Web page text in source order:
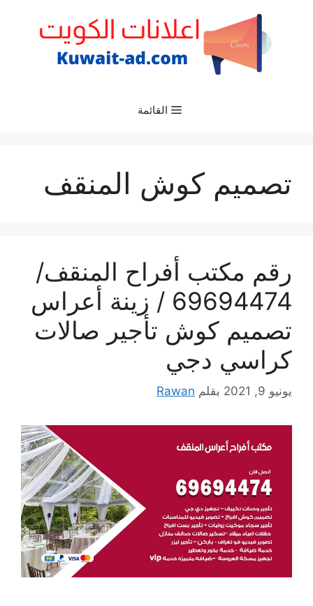
القائمة
تصميم كوش المنقف
رقم مكتب أفراح المنقف/
69694474 / زينة أعراس
تصميم كوش تأجير صالات
كراسي دجي
يونيو 9, 2021 بقلم Rawan